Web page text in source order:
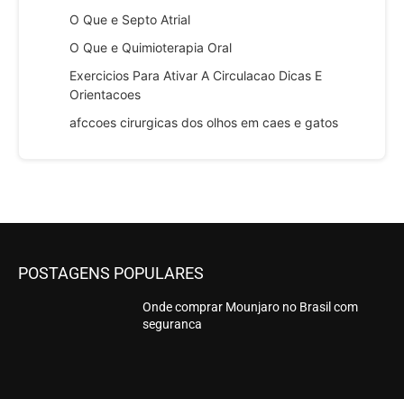
O Que e Septo Atrial
O Que e Quimioterapia Oral
Exercicios Para Ativar A Circulacao Dicas E
Orientacoes
afccoes cirurgicas dos olhos em caes e gatos
POSTAGENS POPULARES
Onde comprar Mounjaro no Brasil com
seguranca